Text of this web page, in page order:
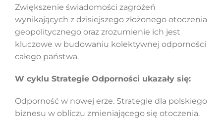
Zwiększenie świadomości zagrożeń
wynikających z dzisiejszego złożonego otoczenia
geopolitycznego oraz zrozumienie ich jest
kluczowe w budowaniu kolektywnej odporności
całego państwa.
W cyklu Strategie Odporności ukazały się:
Odporność w nowej erze. Strategie dla polskiego
biznesu w obliczu zmieniającego się otoczenia.